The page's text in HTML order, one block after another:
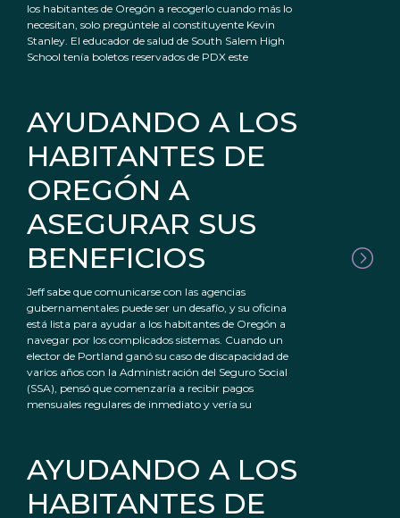
los habitantes de Oregón a recogerlo cuando más lo
necesitan, solo pregúntele al constituyente Kevin
Stanley. El educador de salud de South Salem High
School tenía boletos reservados de PDX este
AYUDANDO A LOS
HABITANTES DE
OREGÓN A
ASEGURAR SUS
BENEFICIOS
Jeff sabe que comunicarse con las agencias
gubernamentales puede ser un desafío, y su oficina
está lista para ayudar a los habitantes de Oregón a
navegar por los complicados sistemas. Cuando un
elector de Portland ganó su caso de discapacidad de
varios años con la Administración del Seguro Social
(SSA), pensó que comenzaría a recibir pagos
mensuales regulares de inmediato y vería su
AYUDANDO A LOS
HABITANTES DE